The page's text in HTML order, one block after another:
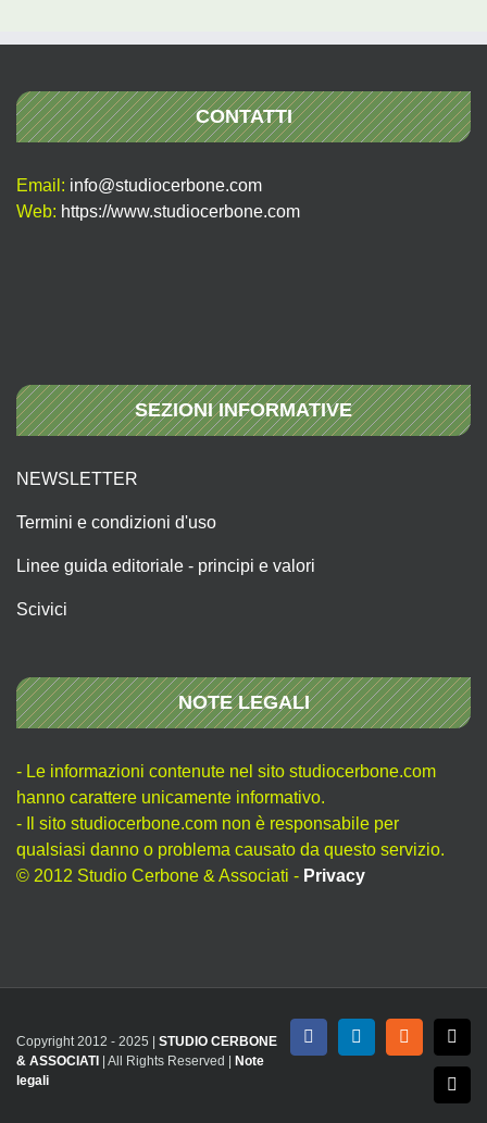
CONTATTI
Email: info@studiocerbone.com
Web: https://www.studiocerbone.com
SEZIONI INFORMATIVE
NEWSLETTER
Termini e condizioni d'uso
Linee guida editoriale - principi e valori
Scivici
NOTE LEGALI
- Le informazioni contenute nel sito studiocerbone.com
hanno carattere unicamente informativo.
- Il sito studiocerbone.com non è responsabile per
qualsiasi danno o problema causato da questo servizio.
© 2012 Studio Cerbone & Associati - Privacy
Copyright 2012 - 2025 | STUDIO CERBONE
& ASSOCIATI
| All Rights Reserved |
Note
legali
FacebookLinkedInRss X